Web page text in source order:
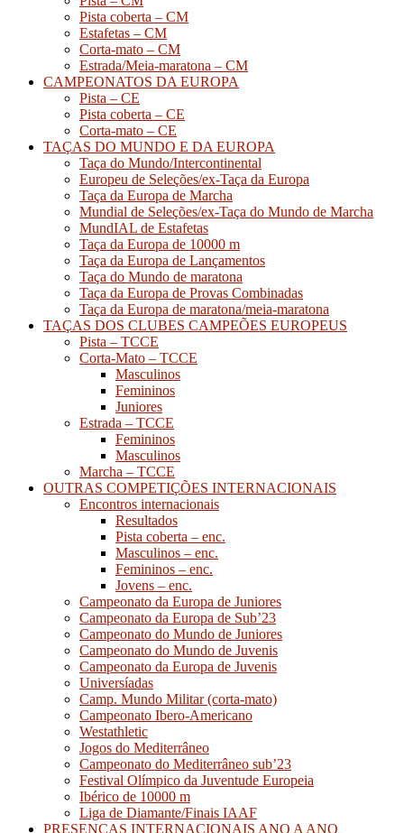
Pista coberta – CM
Estafetas – CM
Corta-mato – CM
Estrada/Meia-maratona – CM
CAMPEONATOS DA EUROPA
Pista – CE
Pista coberta – CE
Corta-mato – CE
TAÇAS DO MUNDO E DA EUROPA
Taça do Mundo/Intercontinental
Europeu de Seleções/ex-Taça da Europa
Taça da Europa de Marcha
Mundial de Seleções/ex-Taça do Mundo de Marcha
MundIAL de Estafetas
Taça da Europa de 10000 m
Taça da Europa de Lançamentos
Taça do Mundo de maratona
Taça da Europa de Provas Combinadas
Taça da Europa de maratona/meia-maratona
TAÇAS DOS CLUBES CAMPEÕES EUROPEUS
Pista – TCCE
Corta-Mato – TCCE
Masculinos
Femininos
Juniores
Estrada – TCCE
Femininos
Masculinos
Marcha – TCCE
OUTRAS COMPETIÇÕES INTERNACIONAIS
Encontros internacionais
Resultados
Pista coberta – enc.
Masculinos – enc.
Femininos – enc.
Jovens – enc.
Campeonato da Europa de Juniores
Campeonato da Europa de Sub’23
Campeonato do Mundo de Juniores
Campeonato do Mundo de Juvenis
Campeonato da Europa de Juvenis
Universíadas
Camp. Mundo Militar (corta-mato)
Campeonato Ibero-Americano
Westathletic
Jogos do Mediterrâneo
Campeonato do Mediterrâneo sub’23
Festival Olímpico da Juventude Europeia
Ibérico de 10000 m
Liga de Diamante/Finais IAAF
PRESENÇAS INTERNACIONAIS ANO A ANO